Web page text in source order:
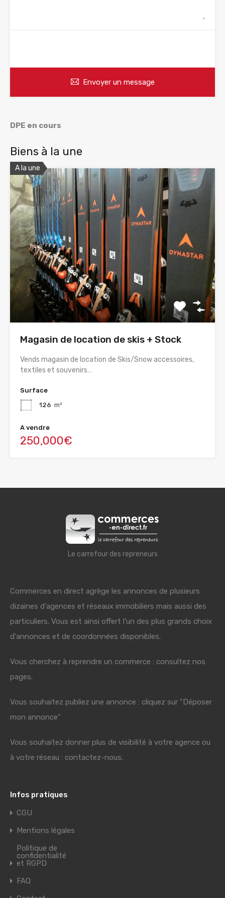
Envoyer un message
DPE en cours
Biens à la une
A la une
Magasin de location de skis + Stock
Vends magasin de location de Skis/Snow accessoires,
textiles et souvenirs…
Surface
126 m²
A vendre
250,000€
Le carrefour des repreneurs
Commerces en direct agrège les annonces de plusieurs
dizaines d'agences et réseaux immobiliers mais aussi des
particuliers. Vous est ainsi offert l'un des plus grands choix
d'annonces et de coordonnées disponibles.
Vous cherchez à reprendre un commerce : consultez nos
pages.
Vous souhaitez publiez une annonce : cliquez sur "Déposer
mon annonce"
Vous souhaitez donner plus de visibilité à votre agence ou
à votre réseau : contactez-nous.
Infos pratiques
CGU
Mentions légales
Politique de
confidentialité
et RGPD
FAQ